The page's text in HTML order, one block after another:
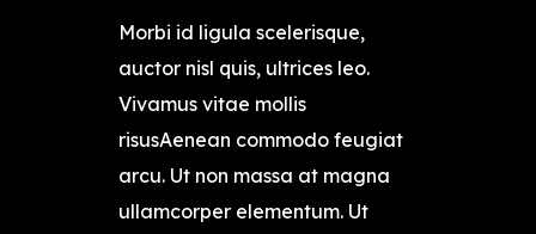
Morbi id ligula scelerisque,
auctor nisl quis, ultrices leo.
Vivamus vitae mollis
risusAenean commodo feugiat
arcu. Ut non massa at magna
ullamcorper elementum. Ut